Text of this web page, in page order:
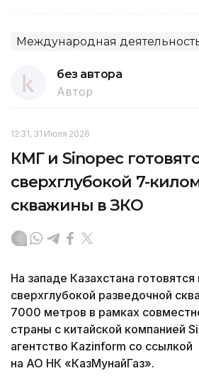
Международная
без автора
Автор
12:31, 31 Июля 2026
КМГ и Sinopec
сверхглубокой 7-
скважины в ЗКО
На западе Казахстана
сверхглубокой разведочной
7000 метров в рамках
страны с китайской компанией
агентство Kazinform со ссылкой
на АО НК «КазМунайГаз».